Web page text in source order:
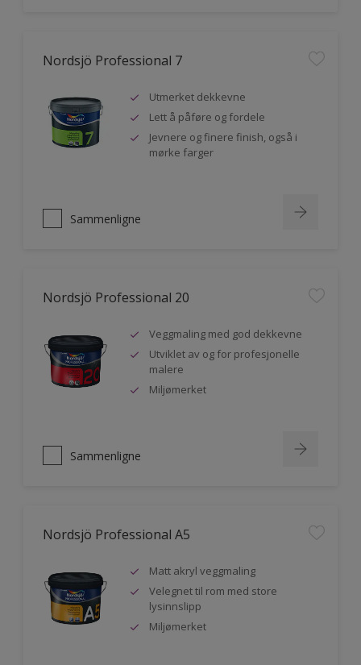
Nordsjö Professional 7
Utmerket dekkevne
Lett å påføre og fordele
Jevnere og finere finish, også i
mørke farger
Sammenligne
Nordsjö Professional 20
Veggmaling med god dekkevne
Utviklet av og for profesjonelle
malere
Miljømerket
Sammenligne
Nordsjö Professional A5
Matt akryl veggmaling
Velegnet til rom med store
lysinnslipp
Miljømerket